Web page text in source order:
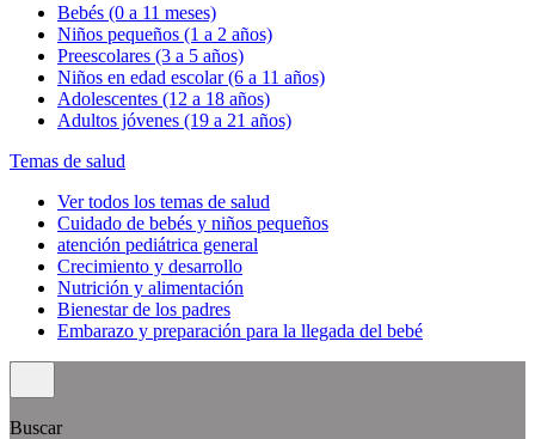
Bebés (0 a 11 meses)
Niños pequeños (1 a 2 años)
Preescolares (3 a 5 años)
Niños en edad escolar (6 a 11 años)
Adolescentes (12 a 18 años)
Adultos jóvenes (19 a 21 años)
Temas de salud
Ver todos los temas de salud
Cuidado de bebés y niños pequeños
atención pediátrica general
Crecimiento y desarrollo
Nutrición y alimentación
Bienestar de los padres
Embarazo y preparación para la llegada del bebé
Buscar